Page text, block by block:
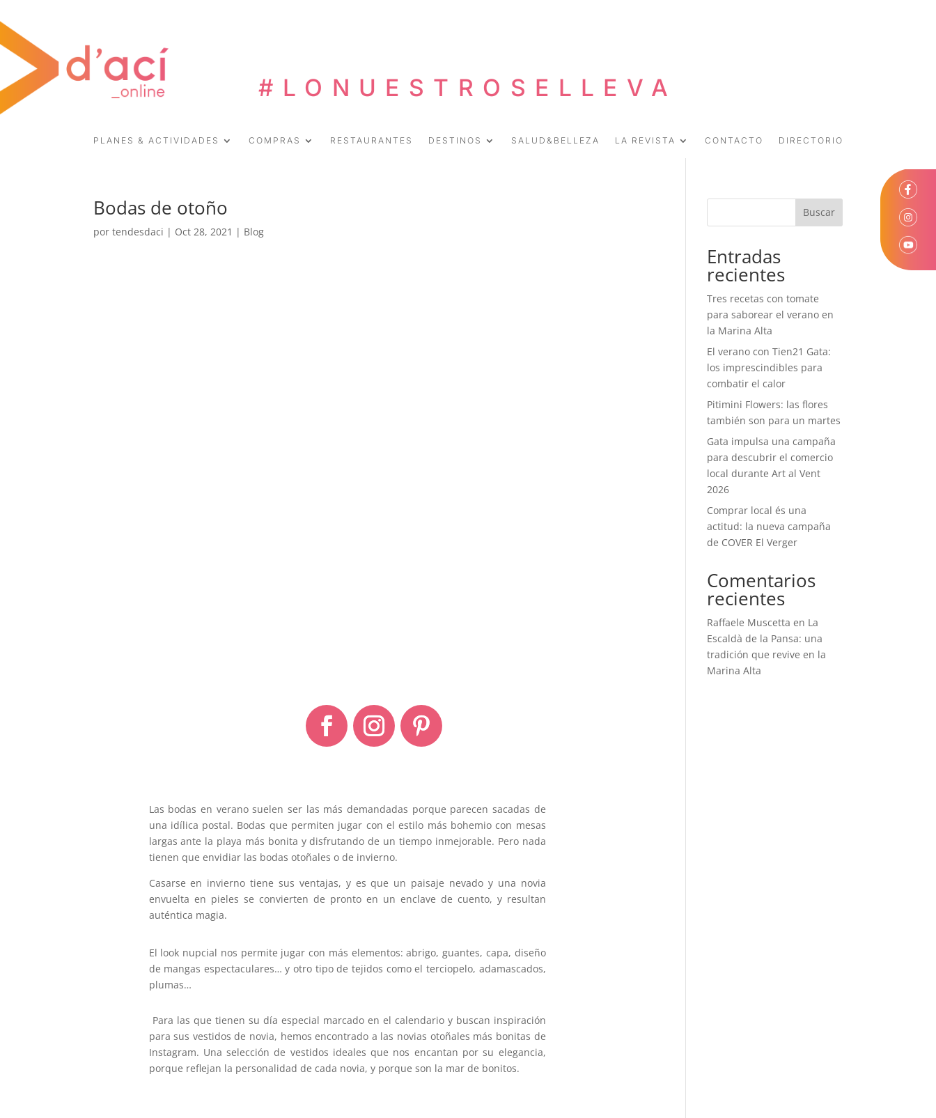
PLANES & ACTIVIDADES COMPRAS RESTAURANTES DESTINOS SALUD&BELLEZA LA REVISTA CONTACTO DIRECTORIO
#LONUESTROSELLEVA
Bodas de otoño
portendesdaci | Oct 28, 2021 | Blog
Las bodas en verano suelen ser las más demandadas porque parecen sacadas de
una idílica postal. Bodas que permiten jugar con el estilo más bohemio con mesas
largas ante la playa más bonita y disfrutando de un tiempo inmejorable. Pero nada
tienen que envidiar las bodas otoñales o de invierno.
Casarse en invierno tiene sus ventajas, y es que un paisaje nevado y una novia
envuelta en pieles se convierten de pronto en un enclave de cuento, y resultan
auténtica magia.
El look nupcial nos permite jugar con más elementos: abrigo, guantes, capa, diseño
de mangas espectaculares… y otro tipo de tejidos como el terciopelo, adamascados,
plumas…
Para las que tienen su día especial marcado en el calendario y buscan inspiración
para sus vestidos de novia, hemos encontrado a las novias otoñales más bonitas de
Instagram. Una selección de vestidos ideales que nos encantan por su elegancia,
porque reflejan la personalidad de cada novia, y porque son la mar de bonitos.
Buscar
Entradas
recientes
Tres recetas con tomate
para saborear el verano en
la Marina Alta
El verano con Tien21 Gata:
los imprescindibles para
combatir el calor
Pitimini Flowers: las flores
también son para un martes
Gata impulsa una campaña
para descubrir el comercio
local durante Art al Vent
2026
Comprar local és una
actitud: la nueva campaña
de COVER El Verger
Comentarios
recientes
Raffaele Muscetta en La
Escaldà de la Pansa: una
tradición que revive en la
Marina Alta